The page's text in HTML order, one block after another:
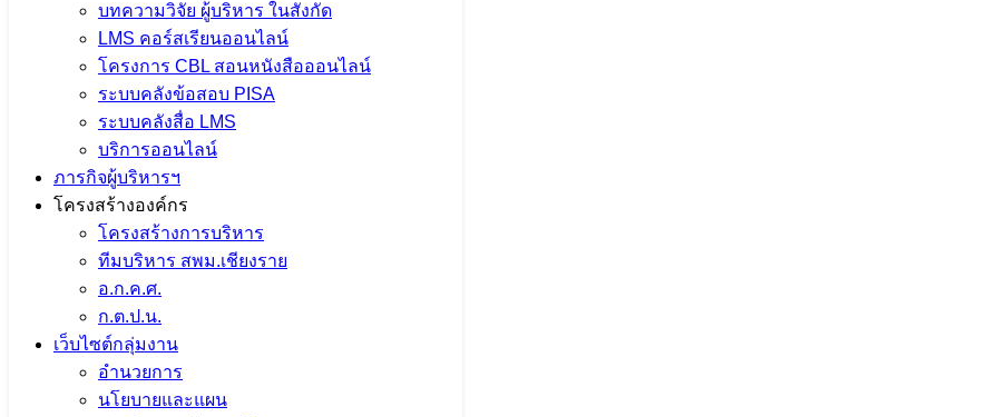
บทความวิจัย ผู้บริหาร ในสังกัด
LMS คอร์สเรียนออนไลน์
โครงการ CBL สอนหนังสือออนไลน์
ระบบคลังข้อสอบ PISA
ระบบคลังสื่อ LMS
บริการออนไลน์
ภารกิจผู้บริหารฯ
โครงสร้างองค์กร
โครงสร้างการบริหาร
ทีมบริหาร สพม.เชียงราย
อ.ก.ค.ศ.
ก.ต.ป.น.
เว็บไซต์กลุ่มงาน
อำนวยการ
นโยบายและแผน